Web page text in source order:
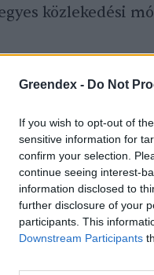
Greendex - Do Not
If you wish to opt-out of
sensitive information for
confirm your selection.
continue seeing interest-
information disclosed to
further disclosure of your
participants. This
Downstream Participants
közlekedési